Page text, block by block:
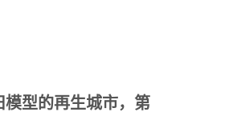
型的再生城市，第